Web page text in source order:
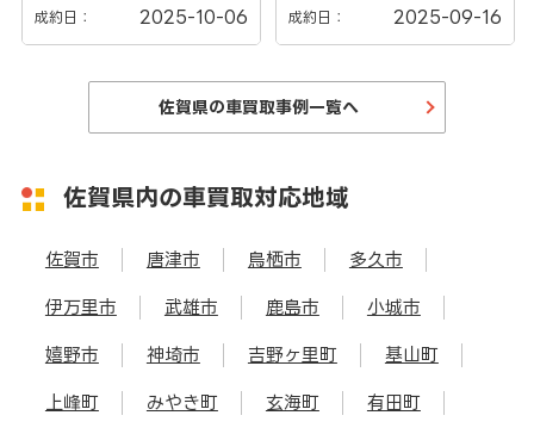
成約日： 2025-10-06 成約日： 2025-09-16
佐賀県の車買取事例一覧へ
佐賀県内の車買取対応地域
佐賀市 唐津市 鳥栖市 多久市
伊万里市 武雄市 鹿島市 小城市
嬉野市 神埼市 吉野ヶ里町 基山町
上峰町 みやき町 玄海町 有田町